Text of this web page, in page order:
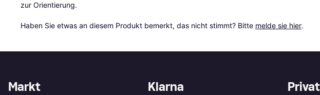
zur Orientierung.
Haben Sie etwas an diesem Produkt bemerkt, das nicht stimmt? Bitte melde sie hier.
Klarna Privat
Markt